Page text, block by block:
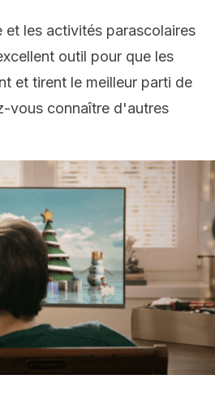
et les activités parascolaires
outil pour que les
et tirent le meilleur parti de
vous connaître d'autres